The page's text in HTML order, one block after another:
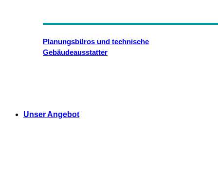
Planungsbüros und technische
Gebäudeausstatter
Unser Angebot